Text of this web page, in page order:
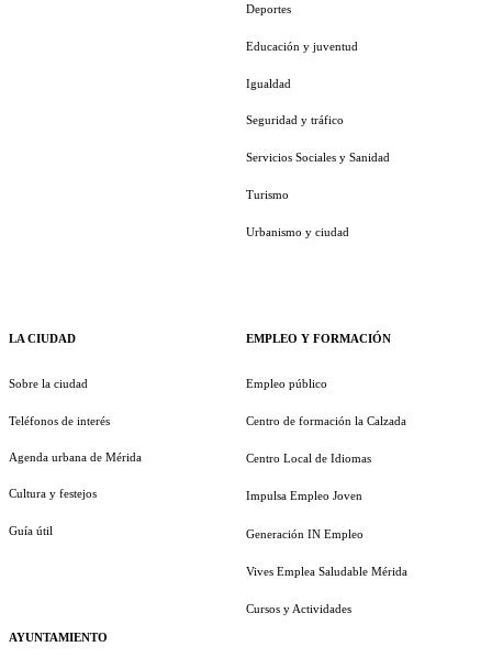
LA CIUDAD
Sobre la ciudad
Teléfonos de interés
Agenda urbana de Mérida
Cultura y festejos
Guía útil
AYUNTAMIENTO
Deportes
Educación y juventud
Igualdad
Seguridad y tráfico
Servicios Sociales y Sanidad
Turismo
Urbanismo y ciudad
EMPLEO Y FORMACIÓN
Empleo público
Centro de formación la Calzada
Centro Local de Idiomas
Impulsa Empleo Joven
Generación IN Empleo
Vives Emplea Saludable Mérida
Cursos y Actividades